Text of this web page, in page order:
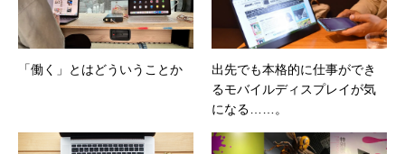
「働く」とはどういうことか
出先でも本格的に仕事ができ
るモバイルディスプレイが気
になる……。